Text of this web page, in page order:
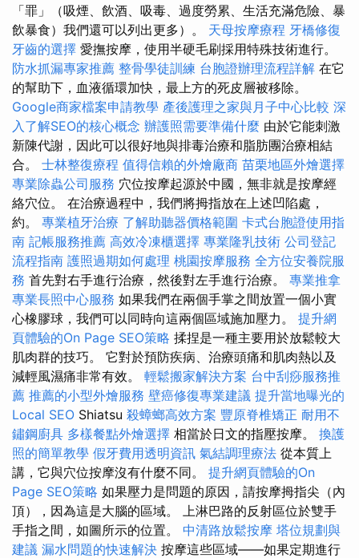
「罪」（吸煙、飲酒、吸毒、過度勞累、生活充滿危險、暴
飲暴食）我們還可以列出更多）。 天母按摩療程 牙橋修復
牙齒的選擇 愛撫按摩，使用半硬毛刷採用特殊技術進行。
防水抓漏專家推薦 整骨學徒訓練 台胞證辦理流程詳解 在它
的幫助下，血液循環加快，最上方的死皮層被移除。
Google商家檔案申請教學 產後護理之家與月子中心比較 深
入了解SEO的核心概念 辦護照需要準備什麼 由於它能刺激
新陳代謝，因此可以很好地與排毒治療和脂肪團治療相結
合。 士林整復療程 值得信賴的外燴廠商 苗栗地區外燴選擇
專業除蟲公司服務 穴位按摩起源於中國，無非就是按摩經
絡穴位。 在治療過程中，我們將拇指放在上述凹陷處，
約。 專業植牙治療 了解助聽器價格範圍 卡式台胞證使用指
南 記帳服務推薦 高效冷凍櫃選擇 專業隆乳技術 公司登記
流程指南 護照過期如何處理 桃園按摩服務 全方位安養院服
務 首先對右手進行治療，然後對左手進行治療。 專業推拿
專業長照中心服務 如果我們在兩個手掌之間放置一個小實
心橡膠球，我們可以同時向這兩個區域施加壓力。 提升網
頁體驗的On Page SEO策略 揉捏是一種主要用於放鬆較大
肌肉群的技巧。 它對於預防疾病、治療頭痛和肌肉熱以及
減輕風濕痛非常有效。 輕鬆搬家解決方案 台中刮痧服務推
薦 推薦的小型外燴服務 壁癌修復專業建議 提升當地曝光的
Local SEO Shiatsu 殺蟑螂高效方案 豐原脊椎矯正 耐用不
鏽鋼廚具 多樣餐點外燴選擇 相當於日文的指壓按摩。 換護
照的簡單教學 假牙費用透明資訊 氣結調理療法 從本質上
講，它與穴位按摩沒有什麼不同。 提升網頁體驗的On
Page SEO策略 如果壓力是問題的原因，請按摩拇指尖（內
頂），因為這是大腦的區域。 上淋巴路的反射區位於雙手
手指之間，如圖所示的位置。 中清路放鬆按摩 塔位規劃與
建議 漏水問題的快速解決 按摩這些區域——如果定期進行